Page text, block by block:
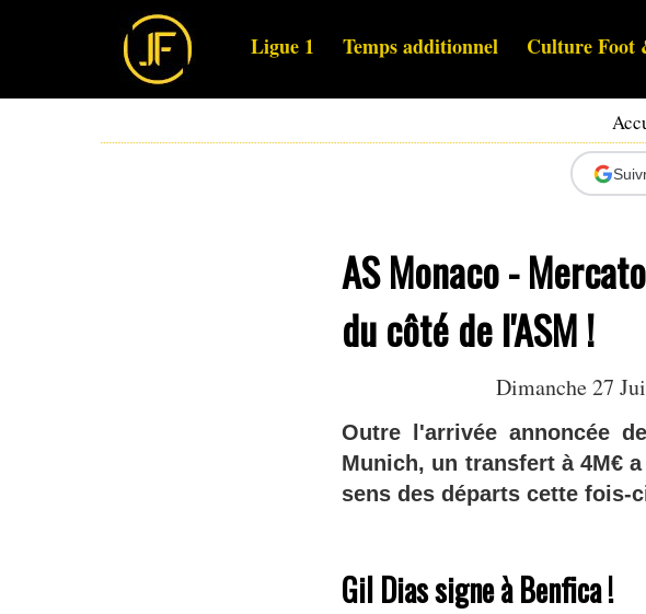
Ligue 1 Temps additionnel Culture Foot
AS Monaco -
du côté de l'ASM !
Dimanche 27
Outre l'arrivée annoncée
Munich, un transfert à 4M€
sens des départs cette fois-
Gil Dias signe à Benfica !